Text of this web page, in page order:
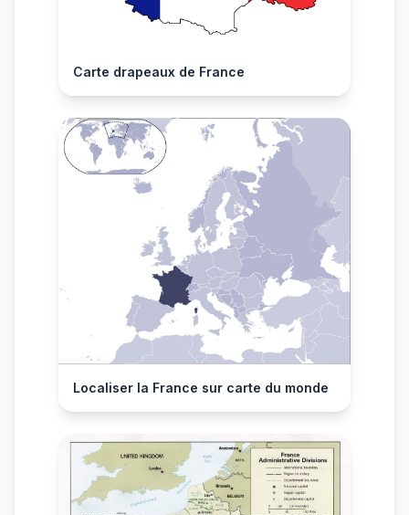
Carte drapeaux de France
Localiser la France sur carte du monde